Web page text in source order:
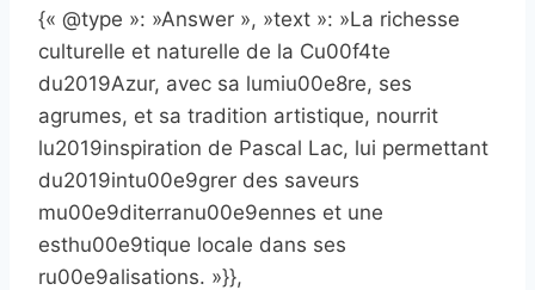
{« @type »: »Answer », »text »: »La richesse
culturelle et naturelle de la Cu00f4te
du2019Azur, avec sa lumiu00e8re, ses
agrumes, et sa tradition artistique, nourrit
lu2019inspiration de Pascal Lac, lui permettant
du2019intu00e9grer des saveurs
mu00e9diterranu00e9ennes et une
esthu00e9tique locale dans ses
ru00e9alisations. »}},